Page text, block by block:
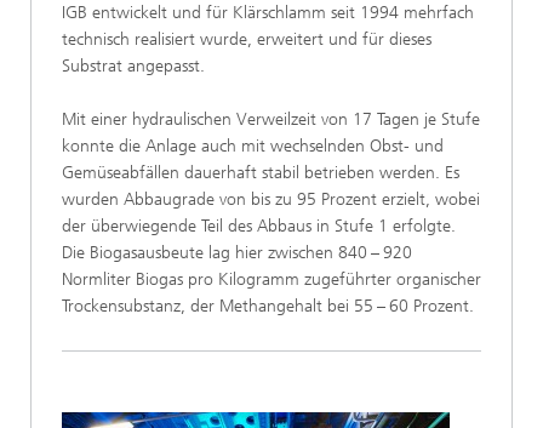
IGB entwickelt und für Klärschlamm seit 1994 mehrfach
technisch realisiert wurde, erweitert und für dieses
Substrat angepasst.
Mit einer hydraulischen Verweilzeit von 17 Tagen je Stufe
konnte die Anlage auch mit wechselnden Obst- und
Gemüseabfällen dauerhaft stabil betrieben werden. Es
wurden Abbaugrade von bis zu 95 Prozent erzielt, wobei
der überwiegende Teil des Abbaus in Stufe 1 erfolgte.
Die Biogasausbeute lag hier zwischen 840 – 920
Normliter Biogas pro Kilogramm zugeführter organischer
Trockensubstanz, der Methangehalt bei 55 – 60 Prozent.